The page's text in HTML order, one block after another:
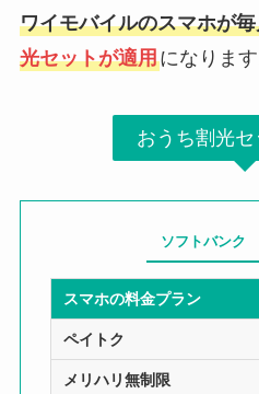
ワイモバイルのスマホが
光セットが適用になります
おうち割光
ソフトバンク
スマホの料金プラン
ペイトク
メリハリ無制限